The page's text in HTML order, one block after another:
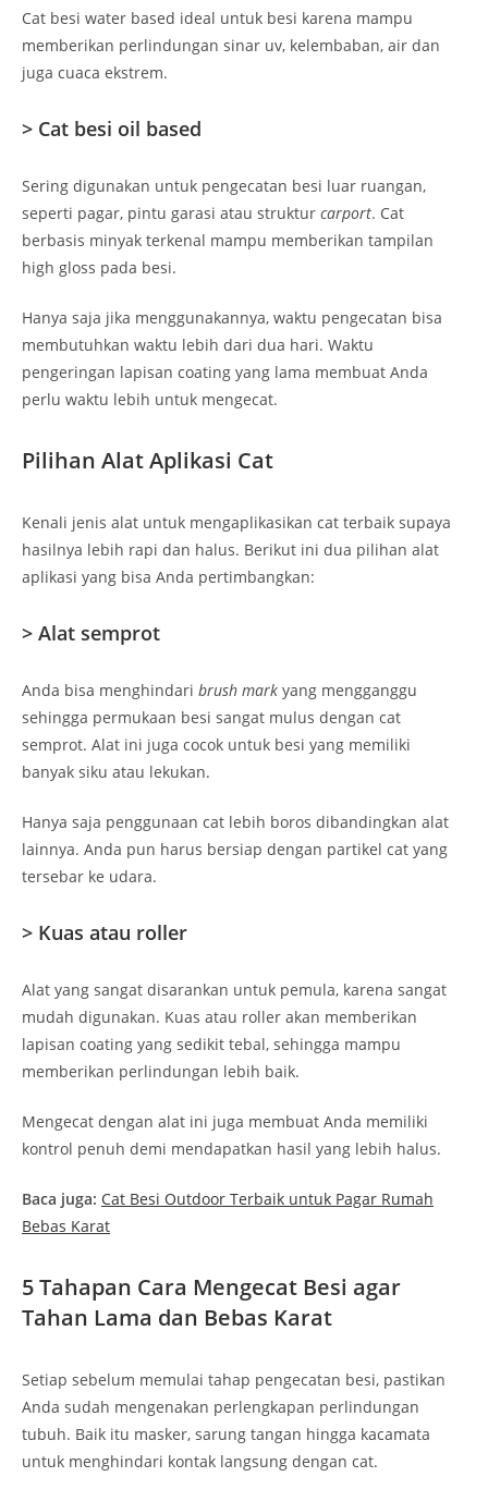
Cat besi water based ideal untuk besi karena mampu
memberikan perlindungan sinar uv, kelembaban, air dan
juga cuaca ekstrem.
> Cat besi oil based
Sering digunakan untuk pengecatan besi luar ruangan,
seperti pagar, pintu garasi atau struktur carport. Cat
berbasis minyak terkenal mampu memberikan tampilan
high gloss pada besi.
Hanya saja jika menggunakannya, waktu pengecatan bisa
membutuhkan waktu lebih dari dua hari. Waktu
pengeringan lapisan coating yang lama membuat Anda
perlu waktu lebih untuk mengecat.
Pilihan Alat Aplikasi Cat
Kenali jenis alat untuk mengaplikasikan cat terbaik supaya
hasilnya lebih rapi dan halus. Berikut ini dua pilihan alat
aplikasi yang bisa Anda pertimbangkan:
> Alat semprot
Anda bisa menghindari brush mark yang mengganggu
sehingga permukaan besi sangat mulus dengan cat
semprot. Alat ini juga cocok untuk besi yang memiliki
banyak siku atau lekukan.
Hanya saja penggunaan cat lebih boros dibandingkan alat
lainnya. Anda pun harus bersiap dengan partikel cat yang
tersebar ke udara.
> Kuas atau roller
Alat yang sangat disarankan untuk pemula, karena sangat
mudah digunakan. Kuas atau roller akan memberikan
lapisan coating yang sedikit tebal, sehingga mampu
memberikan perlindungan lebih baik.
Mengecat dengan alat ini juga membuat Anda memiliki
kontrol penuh demi mendapatkan hasil yang lebih halus.
Baca juga: Cat Besi Outdoor Terbaik untuk Pagar Rumah
Bebas Karat
5 Tahapan Cara Mengecat Besi agar
Tahan Lama dan Bebas Karat
Setiap sebelum memulai tahap pengecatan besi, pastikan
Anda sudah mengenakan perlengkapan perlindungan
tubuh. Baik itu masker, sarung tangan hingga kacamata
untuk menghindari kontak langsung dengan cat.